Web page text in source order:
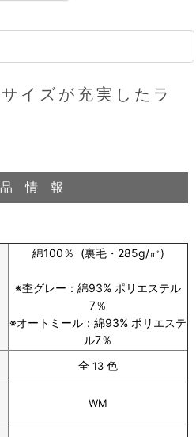
イズが充実したラ
情 報
綿100％ (裏毛・285g/㎡)
※杢グレー：綿93% ポリエステル
7％
※オートミール：綿93% ポリエステ
ル7％
全 13 色
WM